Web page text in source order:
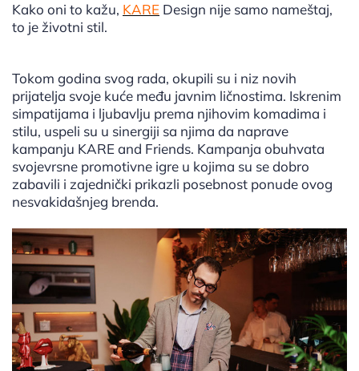
Kako oni to kažu, KARE Design nije samo nameštaj,
to je životni stil.
Tokom godina svog rada, okupili su i niz novih
prijatelja svoje kuće među javnim ličnostima. Iskrenim
simpatijama i ljubavlju prema njihovim komadima i
stilu, uspeli su u sinergiji sa njima da naprave
kampanju KARE and Friends. Kampanja obuhvata
svojevrsne promotivne igre u kojima su se dobro
zabavili i zajednički prikazli posebnost ponude ovog
nesvakidašnjeg brenda.